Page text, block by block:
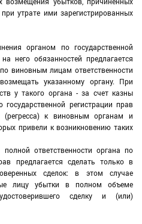
утрате ими зарегистрированных
органом по государственной
него обязанностей предлагается
виновным лицам ответственности
указанному органу. При
у такого органа - за счет казны
регистрации прав
(регресса) к виновным органам и
привели к возникновению таких
ответственности органа по
предлагается сделать только в
сделок: в этом случае
лицу убытки в полном объеме
сделку и (или)